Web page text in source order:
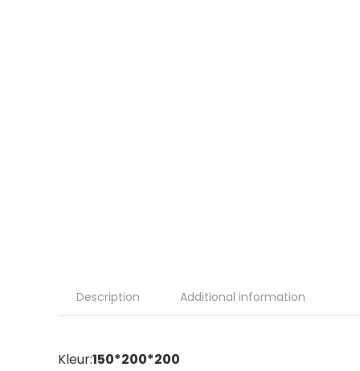
Description Additional information
Kleur:150*200*200